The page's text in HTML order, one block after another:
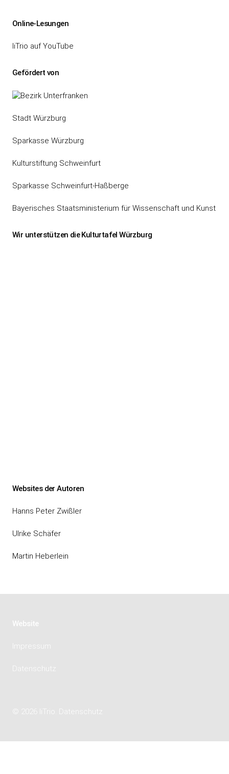
Online-Lesungen
liTrio auf YouTube
Gefördert von
Stadt Würzburg
Sparkasse Würzburg
Kulturstiftung Schweinfurt
Sparkasse Schweinfurt-Haßberge
Bayerisches Staatsministerium für Wissenschaft und Kunst
Wir unterstützen die Kulturtafel Würzburg
Websites der Autoren
Hanns Peter Zwißler
Ulrike Schäfer
Martin Heberlein
Website
Impressum
Datenschutz
© 2026 liTrio. Datenschutz